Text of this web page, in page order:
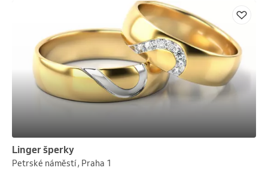
Linger šperky
Petrské náměstí , Praha 1